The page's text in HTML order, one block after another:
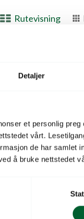
Detaljer
et personlig
vårt.
de har samlet
å bruke nettstedet
Rutevisning